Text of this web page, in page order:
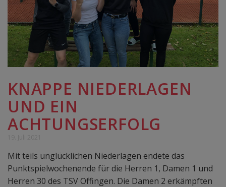
KNAPPE NIEDERLAGEN
UND EIN
ACHTUNGSERFOLG
Mit teils unglücklichen Niederlagen endete das
Punktspielwochenende für die Herren 1, Damen 1 und
Herren 30 des TSV Offingen. Die Damen 2 erkämpften